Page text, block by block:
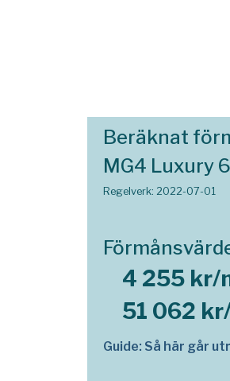
Beräknat
MG4 Luxury
Regelverk: 2022-07-01
4 255 kr/
51 062
Guide: Så här går